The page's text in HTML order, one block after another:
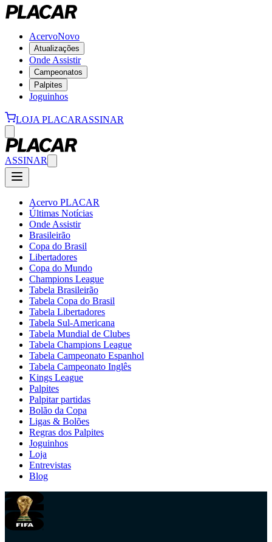
AcervoNovo
Atualizações
Onde Assistir
Campeonatos
Palpites
Joguinhos
LOJA PLACARASSINAR
ASSINAR
Acervo PLACAR
Últimas Notícias
Onde Assistir
Brasileirão
Copa do Brasil
Libertadores
Copa do Mundo
Champions League
Tabela Brasileirão
Tabela Copa do Brasil
Tabela Libertadores
Tabela Sul-Americana
Tabela Mundial de Clubes
Tabela Champions League
Tabela Campeonato Espanhol
Tabela Campeonato Inglês
Kings League
Palpites
Palpitar partidas
Bolão da Copa
Ligas & Bolões
Regras dos Palpites
Joguinhos
Loja
Entrevistas
Blog